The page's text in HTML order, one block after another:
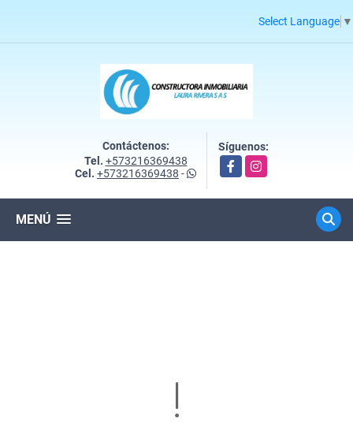
Select Language ▼
Contáctenos:
Tel. +573216369438
Cel. +573216369438 -
Síguenos:
FacebookInstagram
MENÚ